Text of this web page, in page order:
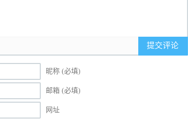
提交评论
昵称 (必填)
邮箱 (必填)
网址